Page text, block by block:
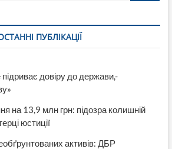
ПУБЛІКАЦІЇ
довіру до держави,-
на 13,9 млн грн: підозра колишній
юстиції
активів: ДБР